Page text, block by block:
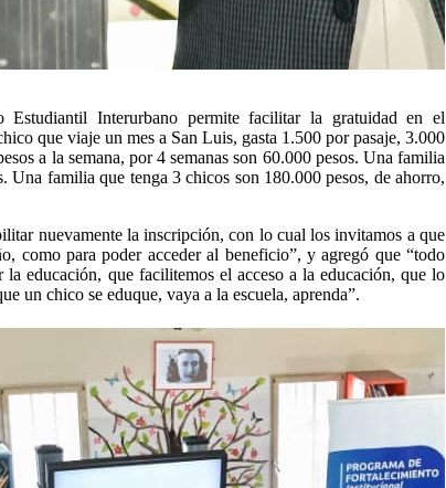
Estudiantil Interurbano permite facilitar la gratuidad en el
que viaje un mes a San Luis, gasta 1.500 por pasaje, 3.000
a la semana, por 4 semanas son 60.000 pesos. Una familia
Una familia que tenga 3 chicos son 180.000 pesos, de ahorro,
nuevamente la inscripción, con lo cual los invitamos a que
como para poder acceder al beneficio”, y agregó que “todo
educación, que facilitemos el acceso a la educación, que lo
un chico se eduque, vaya a la escuela, aprenda”.